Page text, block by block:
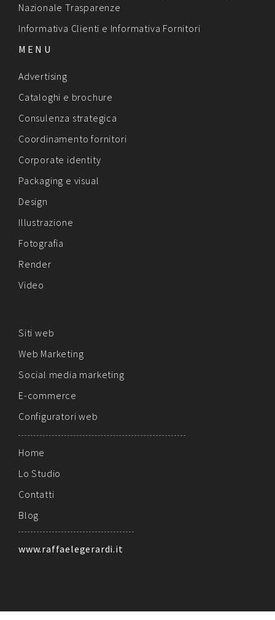
Nazionale Trasparenze
Informativa Clienti e Informativa Fornitori
MENU
Advertising
Cataloghi e brochure
Consulenza strategica
Coordinamento fornitori
Corporate identity
Packaging e visual
Design
Illustrazione
Fotografia
Render
Video
Siti web
Web Marketing
Social media marketing
E-commerce
Configuratori web
Home
Lo Studio
Contatti
Blog
www.raffaelegerardi.it